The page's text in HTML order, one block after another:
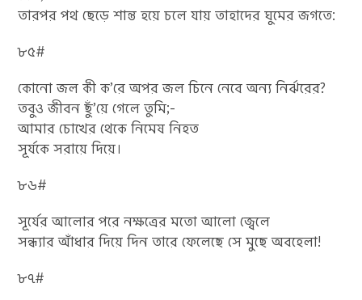
তারপর পথ ছেড়ে শান্ত হয়ে চলে যায় তাহাদের ঘুমের জগতে:
৮৫#
কোনো জল কী ক’রে অপর জল চিনে নেবে অন্য নির্ঝরের?
তবুও জীবন ছুঁ’য়ে গেলে তুমি;-
আমার চোখের থেকে নিমেষ নিহত
সূর্যকে সরায়ে দিয়ে।
৮৬#
সূর্যের আলোর পরে নক্ষত্রের মতো আলো জ্বেলে
সন্ধ্যার আঁধার দিয়ে দিন তারে ফেলেছে সে মুছে অবহেলা!
৮৭#